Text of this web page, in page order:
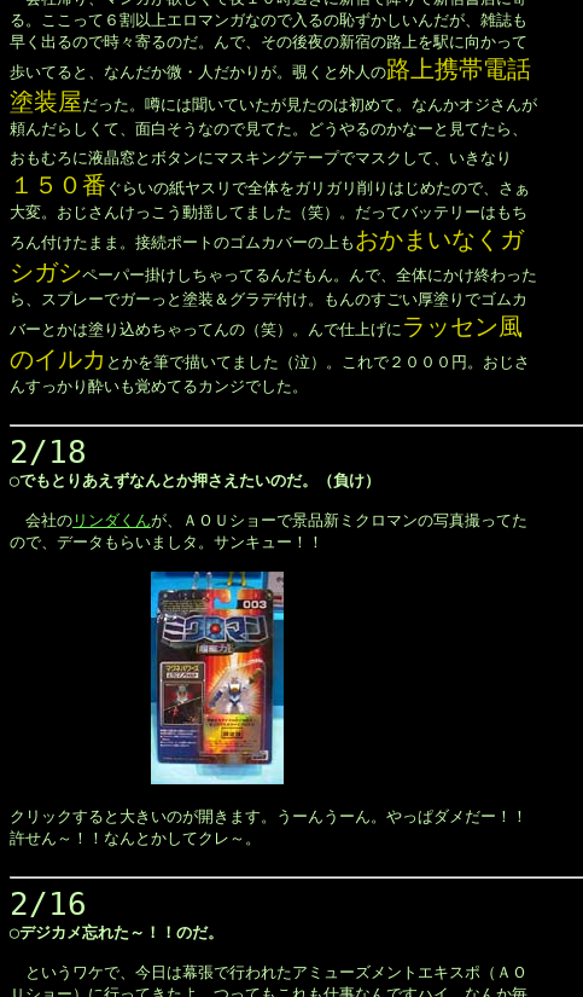
る。ここって６割以上エロマンガなので入るの恥ずかしいんだが、雑誌も
早く出るので時々寄るのだ。んで、その後夜の新宿の路上を駅に向かって
歩いてると、なんだか微・人だかりが。覗くと外人の路上携帯電話
塗装屋だった。噂には聞いていたが見たのは初めて。なんかオジさんが
頼んだらしくて、面白そうなので見てた。どうやるのかなーと見てたら、
おもむろに液晶窓とボタンにマスキングテープでマスクして、いきなり
１５０番 ぐらいの紙ヤスリで全体をガリガリ削りはじめたので、さぁ
大変。おじさんけっこう動揺してました（笑）。だってバッテリーはもち
ろん付けたまま。接続ポートのゴムカバーの上も おかまいなくガ
シガシペーパー掛けしちゃってるんだもん。んで、全体にかけ終わった
ら、スプレーでガーっと塗装＆グラデ付け。もんのすごい厚塗りでゴムカ
バーとかは塗り込めちゃってんの（笑）。んで仕上げに ラッセン風
のイルカ とかを筆で描いてました（泣）。これで２０００円。おじさ
んすっかり酔いも覚めてるカンジでした。
2/18
◯でもとりあえずなんとか押さえたいのだ。（負け）
会社の リンダくんが、ＡＯＵショーで景品新ミクロマンの写真撮ってた
ので、データもらいましタ。サンキュー！！
クリックすると大きいのが開きます。うーんうーん。やっぱダメだー！！
許せん～！！なんとかしてクレ～。
2/16
◯デジカメ忘れた～！！のだ。
というワケで、今日は幕張で行われたアミューズメントエキスポ（ＡＯ